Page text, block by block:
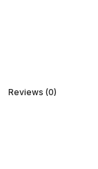
Reviews (0)